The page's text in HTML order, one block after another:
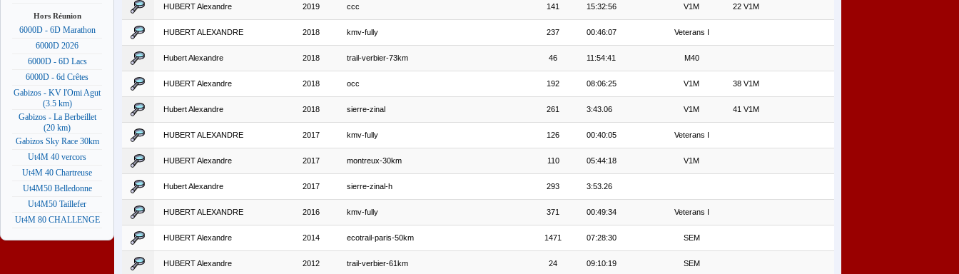
Hors Réunion
6000D - 6D Marathon
6000D 2026
6000D - 6D Lacs
6000D - 6d Crêtes
Gabizos - KV l'Omi Agut
(3.5 km)
Gabizos - La Berbeillet
(20 km)
Gabizos Sky Race 30km
Ut4M 40 vercors
Ut4M 40 Chartreuse
Ut4M50 Belledonne
Ut4M50 Taillefer
Ut4M 80 CHALLENGE
HUBERT Alexandre 2019 ccc 141 15:32:56 V1M 22 V1M
HUBERT ALEXANDRE 2018 kmv-fully 237 00:46:07 Veterans I
Hubert Alexandre 2018 trail-verbier-73km 46 11:54:41 M40
HUBERT Alexandre 2018 occ 192 08:06:25 V1M 38 V1M
Hubert Alexandre 2018 sierre-zinal 261 3:43.06 V1M 41 V1M
HUBERT ALEXANDRE 2017 kmv-fully 126 00:40:05 Veterans I
HUBERT Alexandre 2017 montreux-30km 110 05:44:18 V1M
Hubert Alexandre 2017 sierre-zinal-h 293 3:53.26
HUBERT ALEXANDRE 2016 kmv-fully 371 00:49:34 Veterans I
HUBERT Alexandre 2014 ecotrail-paris-50km 1471 07:28:30 SEM
HUBERT Alexandre 2012 trail-verbier-61km 24 09:10:19 SEM